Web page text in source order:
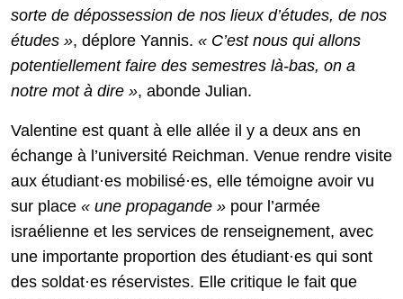
sorte de dépossession de nos lieux d’études, de nos
études », déplore Yannis. « C’est nous qui allons
potentiellement faire des semestres là-bas, on a
notre mot à dire », abonde Julian.
Valentine est quant à elle allée il y a deux ans en
échange à l’université Reichman. Venue rendre visite
aux étudiant·es mobilisé·es, elle témoigne avoir vu
sur place « une propagande » pour l’armée
israélienne et les services de renseignement, avec
une importante proportion des étudiant·es qui sont
des soldat·es réservistes. Elle critique le fait que